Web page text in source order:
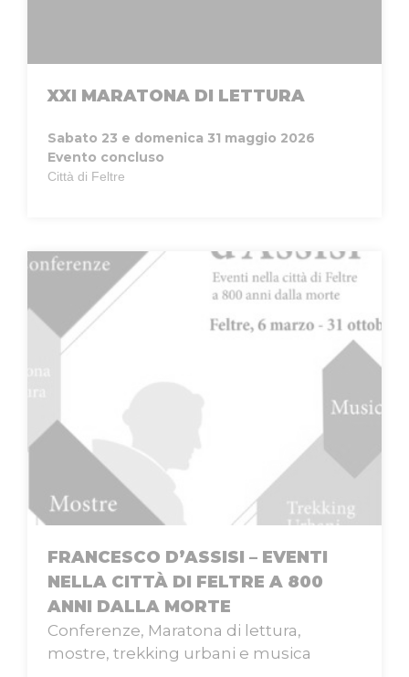
XXI MARATONA DI LETTURA
Sabato 23 e domenica 31 maggio 2026
Evento concluso
Città di Feltre
FRANCESCO D’ASSISI – EVENTI
NELLA CITTÀ DI FELTRE A 800
ANNI DALLA MORTE
Conferenze, Maratona di lettura,
mostre, trekking urbani e musica